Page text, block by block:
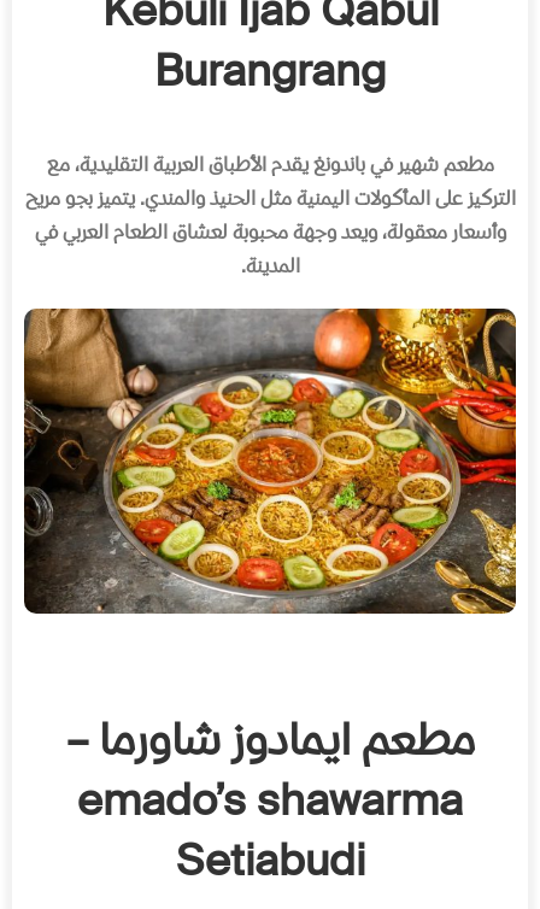
Burangrang
مطعم شهير في باندونغ يقدم الأطباق العربية التقليدية، مع
التركيز على المأكولات اليمنية مثل الحنيذ والمندي.يتميز بجو مريح
وأسعار معقولة، ويعد وجهة محبوبة لعشاق الطعام العربي في
المدينة.
مطعم ايمادوز شاورما –
emado’s shawarma
Setiabudi